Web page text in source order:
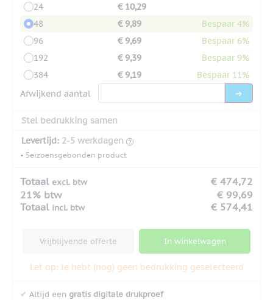
24
€ 10,29
48
€ 9,89
Bespaar 4%
96
€ 9,69
Bespaar 6%
192
€ 9,39
Bespaar 9%
384
€ 9,19
Bespaar 11%
Afwijkend aantal
Stel bedrukking samen
Levertijd: 2-5 werkdagen
• Seizoensgebonden product
Totaal excl. btw
€ 474,72
21% btw
€ 99,69
Totaal incl. btw € 574,41
Vrijblijvende offerte In winkelwagen
Let op: Je hebt (nog) geen bedrukking geselecteerd
✔ Altijd een gratis digitale drukproef